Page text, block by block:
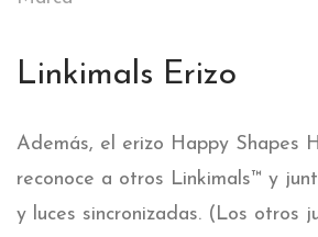
Linkimals Erizo
Además, el erizo Happy Shapes
reconoce a otros Linkimals™ y
y luces sincronizadas. (Los otros